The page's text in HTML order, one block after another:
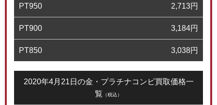
PT950 2,713円
PT900 3,184円
PT850 3,038円
2020年4月21日の金・プラチナコンビ買取価格一
覧 （税込）